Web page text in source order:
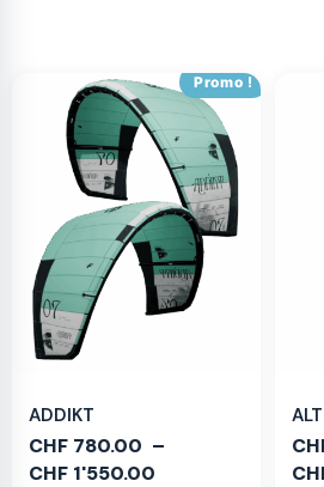
Promo !
ADDIKT
CHF 780.00 –
CHF 1'550.00